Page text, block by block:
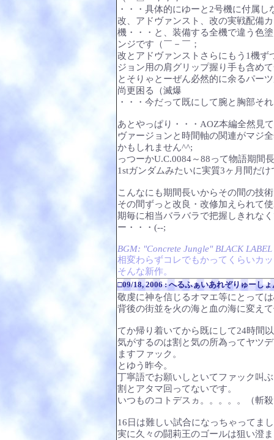
・・・具体的にゆーと2号機に付属
改、アドヴァンスト、改の実戦配備
機・・・と、装備する全機で違う色
ンジです（￣－￣；
改とアドヴァンストさらにもう1機
ジョン用の肩グリップ握り手も含め
とそりゃとーぜん必然的に余るパー
尚更困る（滅爆
・・・今だって既にして腕と胸部そ
あとやっぱり・・・AOZ本編全然見
ヴァージョンと時間軸の関連がマジ
かもしれません^^;
っつーかU.C.0084～88って物語期間
1stガンダムみたいに実質3ヶ月間だ
こんなにも期間長いからその間の技
その間ずっと改良・改修加えられて
期毎に相当バラバラで把握しきれな
ー・・・(--;
BGM: "Concrete Jungle" BLACK LABEL
相変わらずコレでもかってくらいカ
そんな新作。
□09/18, 2006 : へるふぁいあれぞりゅーし
敬虔に神を信じるオマエ等にとって
背後の街並を火の海と血の海に変え
てか帰り着いてから既にして24時間
気がするのは割と気の所為ってヤツ
ますファック。
とゆう昨今。
丁寧語でお願いしといてファック叫
割とアタマ回ってないです。
いつものコトデスヵ。。。。。（斬殺
16日は難しい試合になっちゃってま
実に久々の闘莉王のゴールは狙い澄